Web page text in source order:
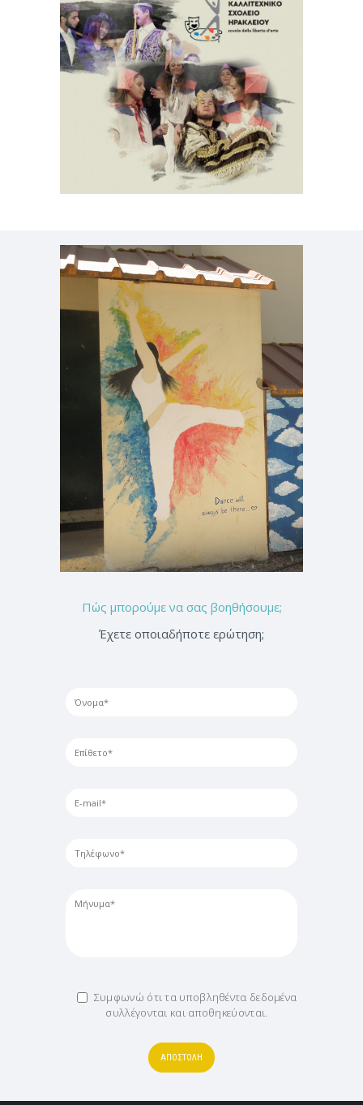
Πώς μπορούμε να σας βοηθήσουμε;
Έχετε οποιαδήποτε ερώτηση;
Συμφωνώ ότι τα υποβληθέντα δεδομένα
συλλέγονται και αποθηκεύονται.